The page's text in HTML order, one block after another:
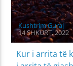
Kushtrim Guraj
14 SHKURT, 2022
Kur i arrita të